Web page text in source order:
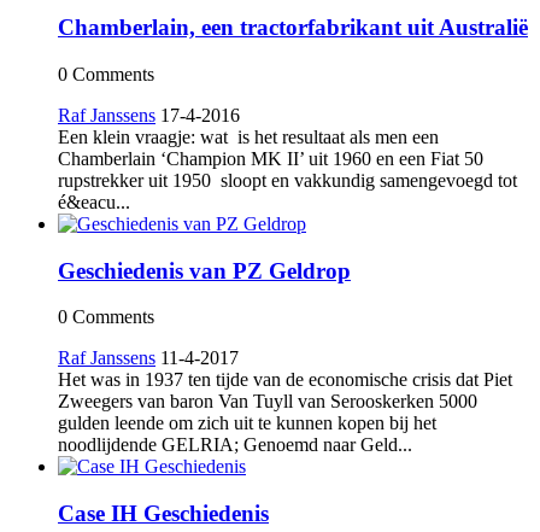
Chamberlain, een tractorfabrikant uit Australië
0 Comments
Raf Janssens 17-4-2016
Een klein vraagje: wat is het resultaat als men een
Chamberlain ‘Champion MK II’ uit 1960 en een Fiat 50
rupstrekker uit 1950 sloopt en vakkundig samengevoegd tot
é&eacu...
Geschiedenis van PZ Geldrop
0 Comments
Raf Janssens 11-4-2017
Het was in 1937 ten tijde van de economische crisis dat Piet
Zweegers van baron Van Tuyll van Serooskerken 5000
gulden leende om zich uit te kunnen kopen bij het
noodlijdende GELRIA; Genoemd naar Geld...
Case IH Geschiedenis